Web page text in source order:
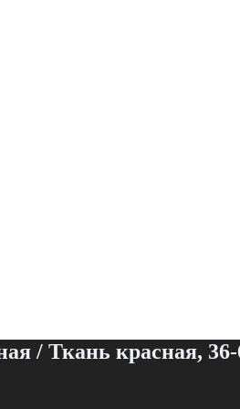
/ Ткань красная, 36-